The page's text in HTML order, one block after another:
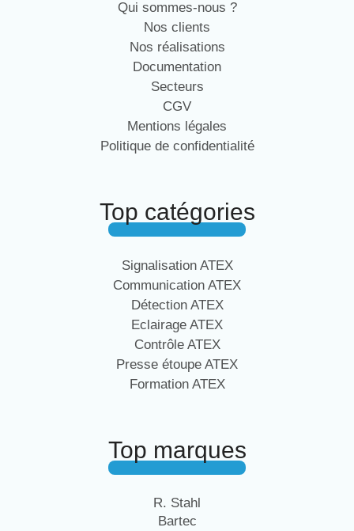
Qui sommes-nous ?
Nos clients
Nos réalisations
Documentation
Secteurs
CGV
Mentions légales
Politique de confidentialité
Top catégories
Signalisation ATEX
Communication ATEX
Détection ATEX
Eclairage ATEX
Contrôle ATEX
Presse étoupe ATEX
Formation ATEX
Top marques
R. Stahl
Bartec